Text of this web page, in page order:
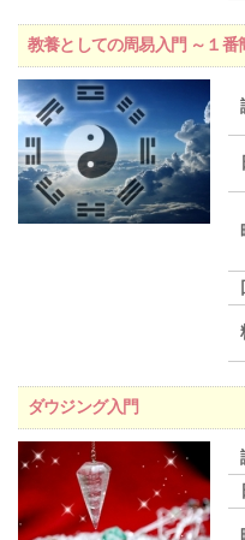
教養としての周易入門 ～１番
ダウジング入門